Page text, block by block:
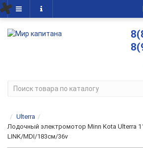
Ulterra
Лодочный электромотор Minn Kota Ulterra
LINK/MDI/183см/36v